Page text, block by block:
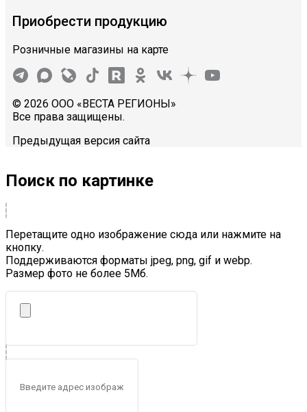
Приобрести продукцию
Розничные магазины на карте
© 2026 ООО «ВЕСТА РЕГИОНЫ»
Все права защищены.
Предыдущая версия сайта
Поиск по картинке
Перетащите одно изображение сюда или нажмите на
кнопку.
Поддерживаются форматы jpeg, png, gif и webp.
Размер фото не более 5Mб.